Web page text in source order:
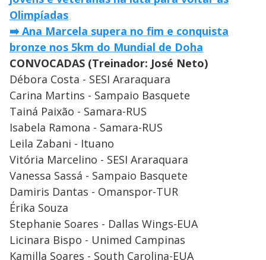
Olimpíadas
➡️Ana Marcela supera no fim e conquista
bronze nos 5km do Mundial de Doha
CONVOCADAS (Treinador: José Neto)
Débora Costa - SESI Araraquara
Carina Martins - Sampaio Basquete
Tainá Paixão - Samara-RUS
Isabela Ramona - Samara-RUS
Leila Zabani - Ituano
Vitória Marcelino - SESI Araraquara
Vanessa Sassá - Sampaio Basquete
Damiris Dantas - Omanspor-TUR
Érika Souza
Stephanie Soares - Dallas Wings-EUA
Licinara Bispo - Unimed Campinas
Kamilla Soares - South Carolina-EUA